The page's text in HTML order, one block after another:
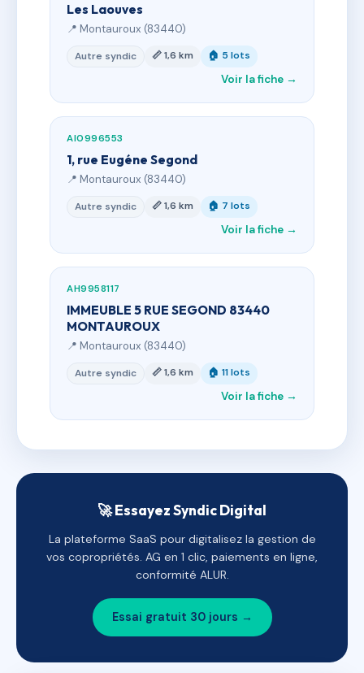
Les Laouves
📍 Montauroux (83440)
Autre syndic 📏 1,6 km 🏠 5 lots
Voir la fiche →
AI0996553
1, rue Eugéne Segond
📍 Montauroux (83440)
Autre syndic 📏 1,6 km 🏠 7 lots
Voir la fiche →
AH9958117
IMMEUBLE 5 RUE SEGOND 83440
MONTAUROUX
📍 Montauroux (83440)
Autre syndic 📏 1,6 km 🏠 11 lots
Voir la fiche →
🚀 Essayez Syndic Digital
La plateforme SaaS pour digitalisez la gestion de
vos copropriétés. AG en 1 clic, paiements en ligne,
conformité ALUR.
Essai gratuit 30 jours →